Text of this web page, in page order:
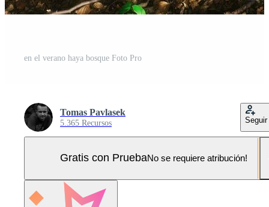
en el verano haya bosque Foto Pro
Tomas Pavlasek
5.365 Recursos Seguir
Gratis con PruebaNo se requiere atribución!